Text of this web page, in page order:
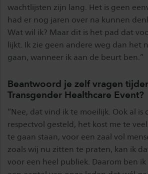
wachtlijsten zijn lang. Het is geen
had er nog jaren over na kunnen
Wat wil ik? Maar dit is het pad dat
lijkt. Ik zie geen andere weg dan het
gaan, wanneer ik aan de beurt ben.”
Beantwoord je zelf vragen
Transgender Healthcare Event?
“Nee, dat vind ik te moeilijk. Ook al is
respectvol gesteld, het kost me te
te gaan staan, voor een zaal vol
zoals wij nu zitten te praten, kan ik
voor een heel publiek. Daarom ben